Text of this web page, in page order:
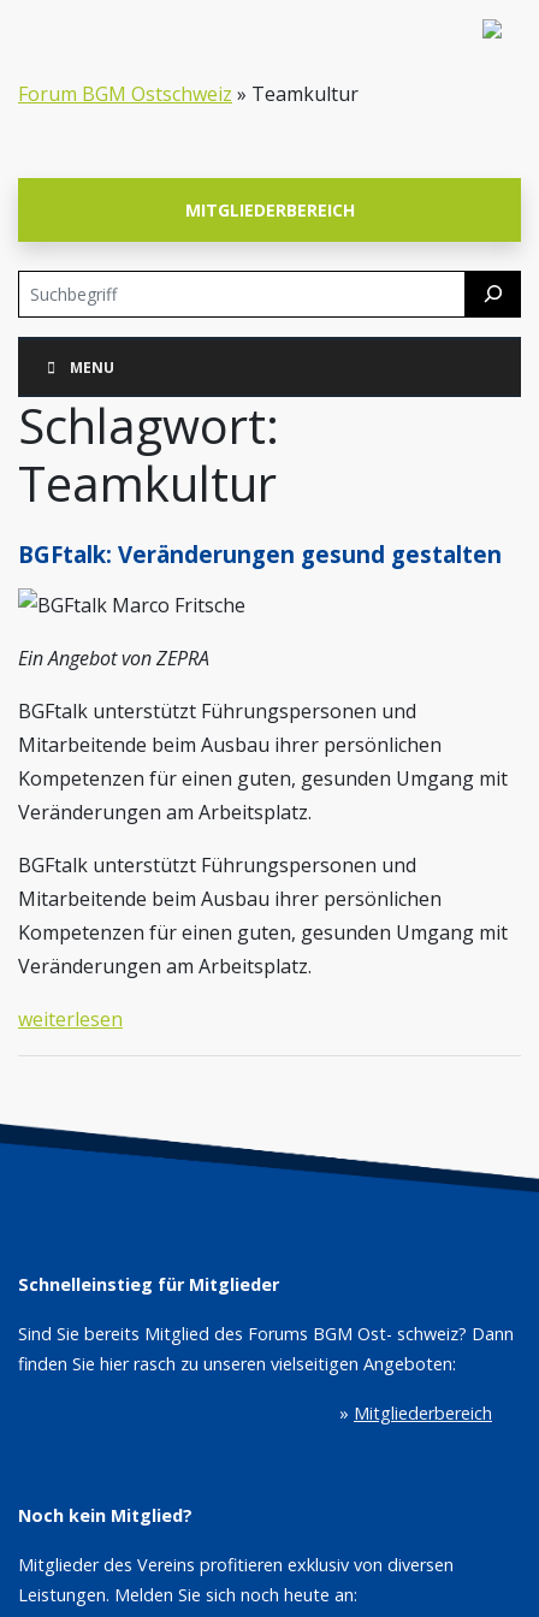
Forum BGM Ostschweiz » Teamkultur
MITGLIEDERBEREICH
Suchen
Skip
MENU
Schlagwort:
Teamkultur
BGFtalk: Veränderungen gesund gestalten
Ein Angebot von ZEPRA
BGFtalk unterstützt Führungspersonen und
Mitarbeitende beim Ausbau ihrer persönlichen
Kompetenzen für einen guten, gesunden Umgang mit
Veränderungen am Arbeitsplatz.
BGFtalk unterstützt Führungspersonen und
Mitarbeitende beim Ausbau ihrer persönlichen
Kompetenzen für einen guten, gesunden Umgang mit
Veränderungen am Arbeitsplatz.
weiterlesen
Schnelleinstieg für Mitglieder
Sind Sie bereits Mitglied des Forums BGM Ost- schweiz? Dann
finden Sie hier rasch zu unseren vielseitigen Angeboten:
» Mitgliederbereich
Noch kein Mitglied?
Mitglieder des Vereins profitieren exklusiv von diversen
Leistungen. Melden Sie sich noch heute an: